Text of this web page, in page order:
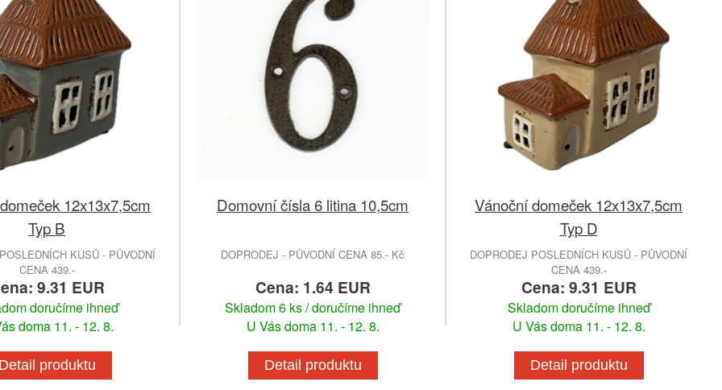
12x13x7,5cm
Typ B
KUSŮ - PŮVODNÍ
CENA 439.-
9.31 EUR
doručíme ihneď
doma 11. - 12. 8.
produktu
Domovní čísla 6 litina 10,5cm
DOPRODEJ - PŮVODNÍ CENA 85.- Kč
Cena: 1.64 EUR
Skladom 6 ks / doručíme ihneď
U Vás doma 11. - 12. 8.
Detail produktu
Vánoční domeček 12x13x7,5cm
Typ D
DOPRODEJ POSLEDNÍCH KUSŮ - PŮVODNÍ
CENA 439.-
Cena: 9.31 EUR
Skladom doručíme ihneď
U Vás doma 11. - 12. 8.
Detail produktu